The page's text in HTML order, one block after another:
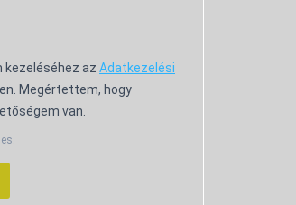
kezeléséhez az Adatkezelési
Megértettem, hogy
van.